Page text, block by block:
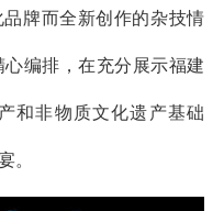
牌而全新创作的杂技情
编排，在充分展示福建
和非物质文化遗产基础
。